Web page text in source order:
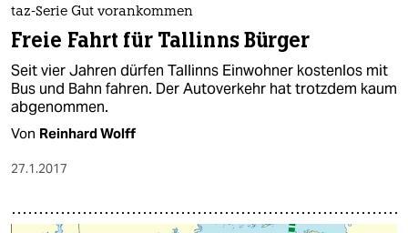
taz-Serie Gut vorankommen
Freie Fahrt für Tallinns Bürger
Seit vier Jahren dürfen Tallinns Einwohner kostenlos mit
Bus und Bahn fahren. Der Autoverkehr hat trotzdem kaum
abgenommen.
Von Reinhard Wolff
27.1.2017